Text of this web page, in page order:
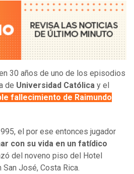
30 años de uno de los episodios
de Universidad Católica y el
fallecimiento de Raimundo
el por ese entonces jugador
con su vida en un fatídico
del noveno piso del Hotel
José, Costa Rica.